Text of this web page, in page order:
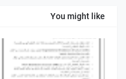
You might like